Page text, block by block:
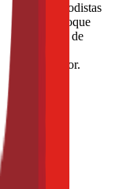
por periodistas
Su enfoque
tendencias de
ofrecer
del sector.